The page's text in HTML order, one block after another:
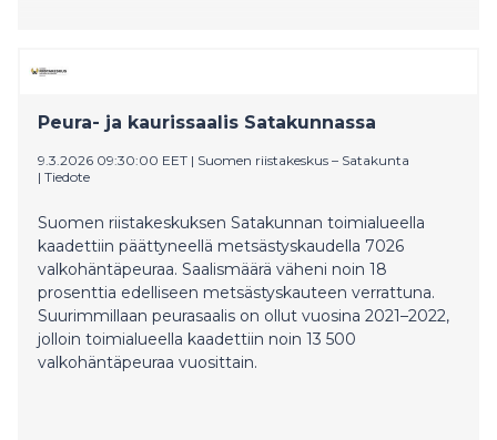
Peura- ja kaurissaalis Satakunnassa
9.3.2026 09:30:00 EET | Suomen riistakeskus – Satakunta
| Tiedote
Suomen riistakeskuksen Satakunnan toimialueella
kaadettiin päättyneellä metsästyskaudella 7026
valkohäntäpeuraa. Saalismäärä väheni noin 18
prosenttia edelliseen metsästyskauteen verrattuna.
Suurimmillaan peurasaalis on ollut vuosina 2021–2022,
jolloin toimialueella kaadettiin noin 13 500
valkohäntäpeuraa vuosittain.